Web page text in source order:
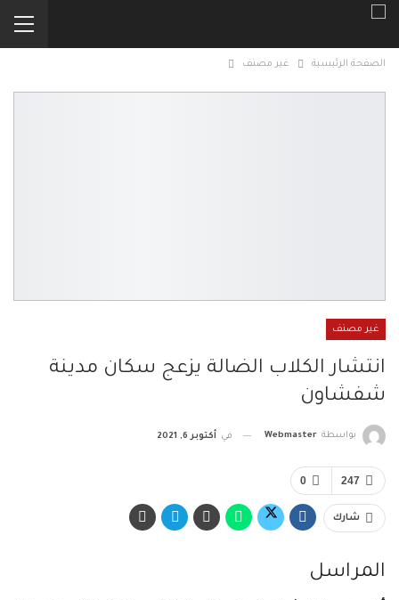
الصفحة الرئيسية غير مصنف
غير مصنف
انتشار الكلاب الضالة يزعج سكان مدينة
شفشاون
بواسطة Webmaster في أكتوبر 6, 2021
0 247
شارك
المراسل